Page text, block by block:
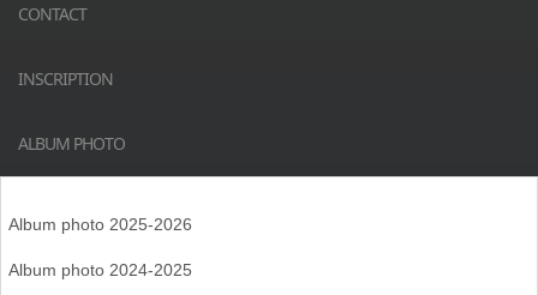
CONTACT
INSCRIPTION
ALBUM PHOTO
Album photo 2025-2026
Album photo 2024-2025